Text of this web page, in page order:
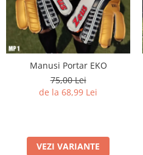
Manusi Portar EKO
75,00 Lei
de la 68,99 Lei
VEZI VARIANTE